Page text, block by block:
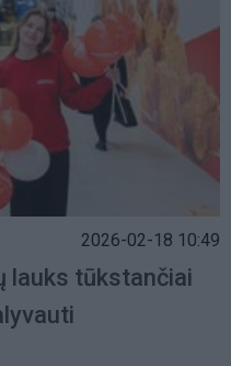
2026-02-18 10:49
lauks tūkstančiai